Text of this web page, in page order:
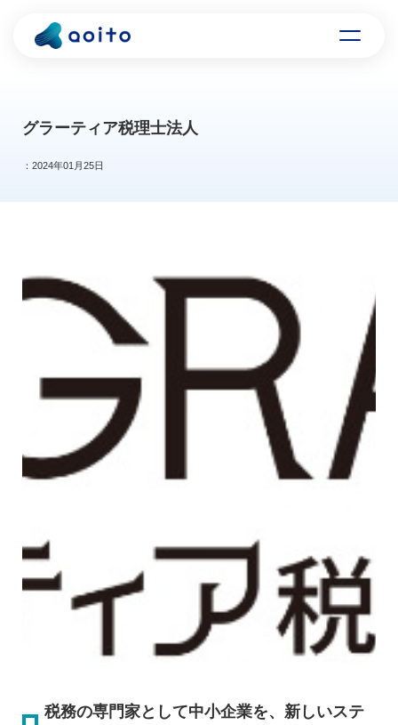
グラーティア税理士法人
：2024年01月25日
税務の専門家として中小企業を、新しいステ